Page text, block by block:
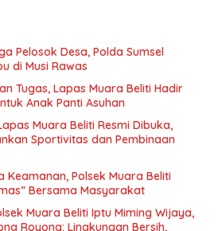
Pelosok Desa, Polda Sumsel
di Musi Rawas
Tugas, Lapas Muara Beliti Hadir
Anak Panti Asuhan
Muara Beliti Resmi Dibuka,
Sportivitas dan Pembinaan
Keamanan, Polsek Muara Beliti
Bersama Masyarakat
Muara Beliti Iptu Miming Wijaya,
Royong: Lingkungan Bersih,